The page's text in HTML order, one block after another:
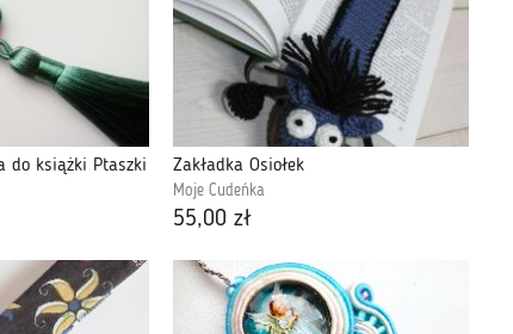
do książki Ptaszki Zakładka Osiołek
Moje Cudeńka
55,00 zł